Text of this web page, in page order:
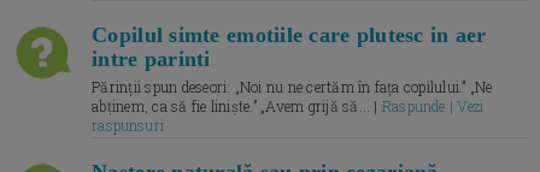
Copilul simte emotiile care plutesc in aer
intre parinti
Părinții spun deseori: „Noi nu ne certăm în fața copilului.” „Ne
abținem, ca să fie liniște.” „Avem grijă să... | Raspunde | Vezi
raspunsuri